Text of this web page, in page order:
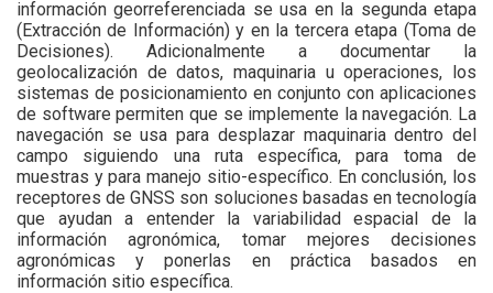
información georreferenciada se usa en la segunda etapa
(Extracción de Información) y en la tercera etapa (Toma de
Decisiones). Adicionalmente a documentar la
geolocalización de datos, maquinaria u operaciones, los
sistemas de posicionamiento en conjunto con aplicaciones
de software permiten que se implemente la navegación. La
navegación se usa para desplazar maquinaria dentro del
campo siguiendo una ruta específica, para toma de
muestras y para manejo sitio-específico. En conclusión, los
receptores de GNSS son soluciones basadas en tecnología
que ayudan a entender la variabilidad espacial de la
información agronómica, tomar mejores decisiones
agronómicas y ponerlas en práctica basados en
información sitio específica.